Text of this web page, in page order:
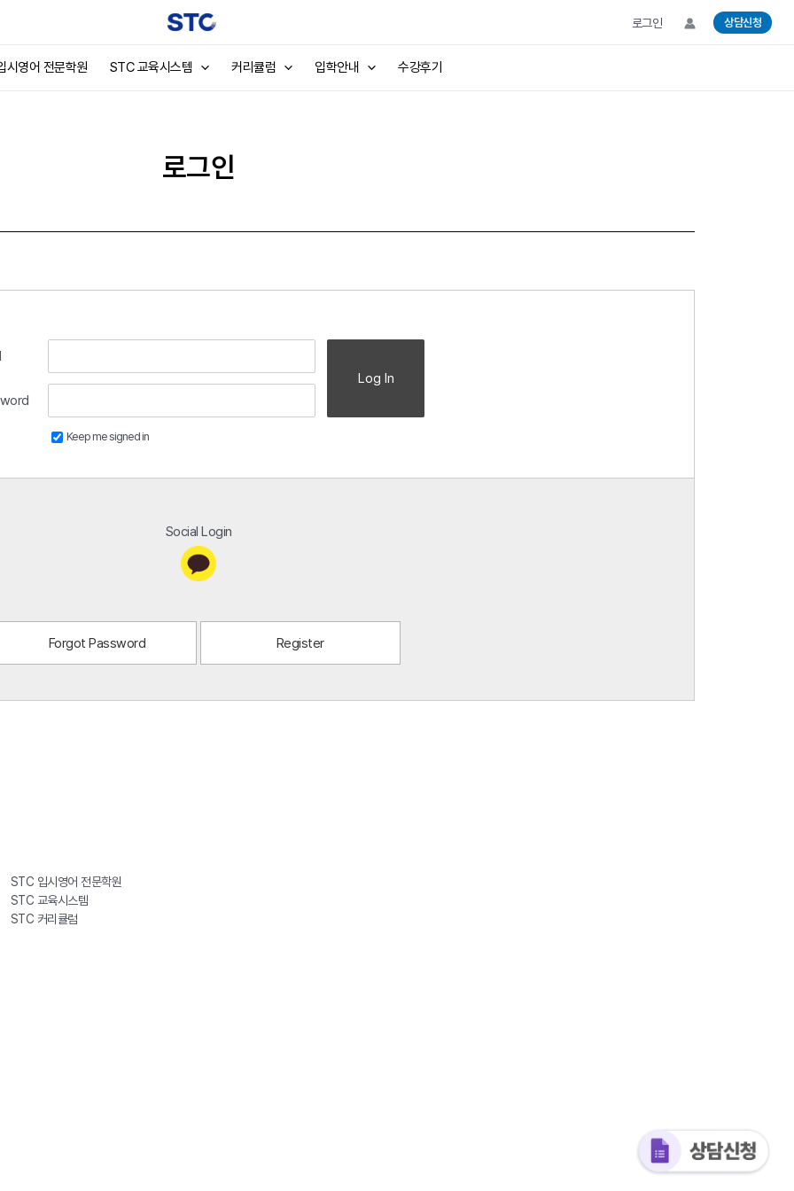
로그인 상담신청
시영어 전문학원 STC 교육시스템 커리큘럼 입학안내 수강후기
로그인
Keep me signed in
Log In
Social Login
Forgot Password Register
STC 입시영어 전문학원
STC 교육시스템
STC 커리큘럼